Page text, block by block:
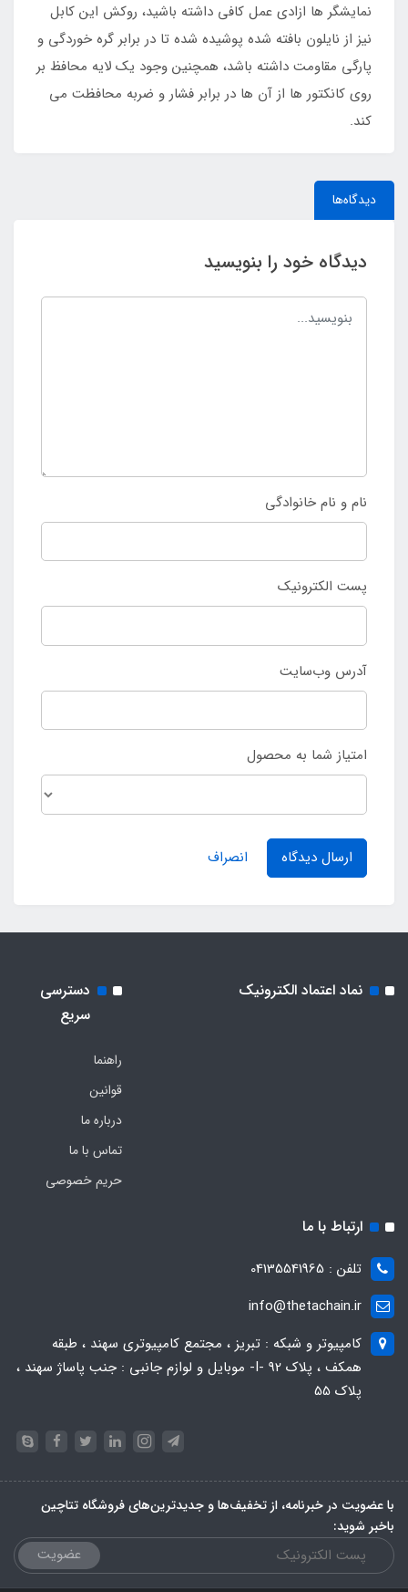
نمایشگر ها ازادی عمل کافی داشته باشید، روکش این کابل
نیز از نایلون بافته شده پوشیده شده تا در برابر گره خوردگی و
پارگی مقاومت داشته باشد، همچنین وجود یک لایه محافظ بر
روی کانکتور ها از آن ها در برابر فشار و ضربه محافظت می
کند.
دیدگاه‌ها
دیدگاه خود را بنویسید
نام و نام خانوادگی
پست الکترونیک
آدرس وب‌سایت
امتیاز شما به محصول
ارسال دیدگاه انصراف
نماد اعتماد الکترونیک
دسترسی
سریع
راهنما
قوانین
درباره ما
تماس با ما
حریم خصوصی
ارتباط با ما
تلفن : 04135541965
info@thetachain.ir
کامپیوتر و شبکه : تبریز ، مجتمع کامپیوتری سهند ، طبقه
همکف ، پلاک 92 -I- موبایل و لوازم جانبی : جنب پاساژ سهند ،
پلاک 55
با عضویت در خبرنامه، از تخفیف‌ها و جدیدترین‌های فروشگاه تتاچین
باخبر شوید:
عضویت